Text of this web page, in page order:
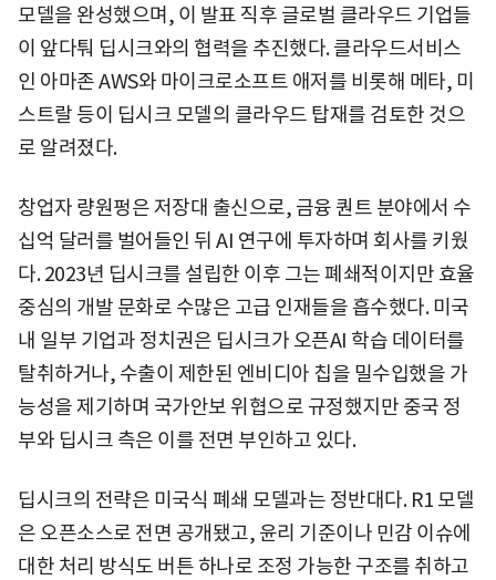
모델을 완성했으며, 이 발표 직후 글로벌 클라우드 기업들
이 앞다퉈 딥시크와의 협력을 추진했다. 클라우드서비스
인 아마존 AWS와 마이크로소프트 애저를 비롯해 메타, 미
스트랄 등이 딥시크 모델의 클라우드 탑재를 검토한 것으
로 알려졌다.
창업자 량원펑은 저장대 출신으로, 금융 퀀트 분야에서 수
십억 달러를 벌어들인 뒤 AI 연구에 투자하며 회사를 키웠
다. 2023년 딥시크를 설립한 이후 그는 폐쇄적이지만 효율
중심의 개발 문화로 수많은 고급 인재들을 흡수했다. 미국
내 일부 기업과 정치권은 딥시크가 오픈AI 학습 데이터를
탈취하거나, 수출이 제한된 엔비디아 칩을 밀수입했을 가
능성을 제기하며 국가안보 위협으로 규정했지만 중국 정
부와 딥시크 측은 이를 전면 부인하고 있다.
딥시크의 전략은 미국식 폐쇄 모델과는 정반대다. R1 모델
은 오픈소스로 전면 공개됐고, 윤리 기준이나 민감 이슈에
대한 처리 방식도 버튼 하나로 조정 가능한 구조를 취하고